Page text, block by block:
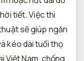
tiết. Việc thi
sẽ giúp ngăn
kéo dài tuổi thọ
Việt Nam, chống